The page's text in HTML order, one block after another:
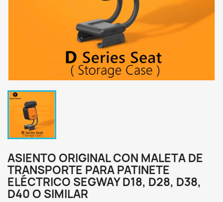
ASIENTO ORIGINAL CON MALETA DE
TRANSPORTE PARA PATINETE
ELÉCTRICO SEGWAY D18, D28, D38,
D40 O SIMILAR